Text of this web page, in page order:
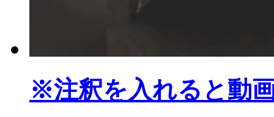
※注釈を入れると動